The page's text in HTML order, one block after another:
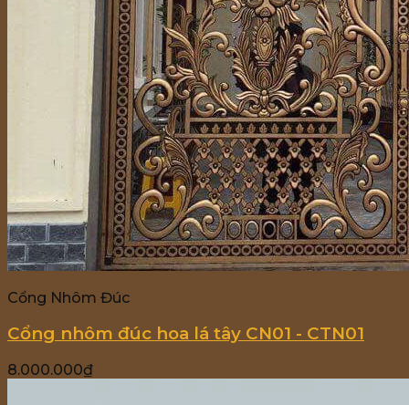
Cổng Nhôm Đúc
Cổng nhôm đúc hoa lá tây CN01 - CTN01
8.000.000₫